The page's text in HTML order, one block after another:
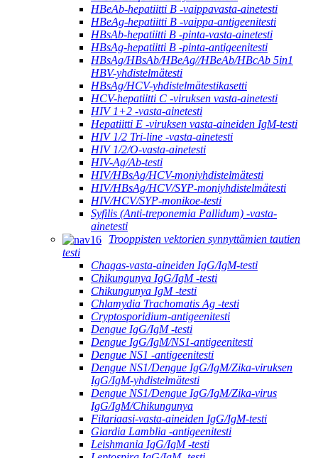
HBeAb-hepatiitti B -vaippavasta-ainetesti
HBeAg-hepatiitti B -vaippa-antigeenitesti
HBsAb-hepatiitti B -pinta-vasta-ainetesti
HBsAg-hepatiitti B -pinta-antigeenitesti
HBsAg/HBsAb/HBeAg//HBeAb/HBcAb 5in1
HBV-yhdistelmätesti
HBsAg/HCV-yhdistelmätestikasetti
HCV-hepatiitti C -viruksen vasta-ainetesti
HIV 1+2 -vasta-ainetesti
Hepatiitti E -viruksen vasta-aineiden IgM-testi
HIV 1/2 Tri-line -vasta-ainetesti
HIV 1/2/O-vasta-ainetesti
HIV-Ag/Ab-testi
HIV/HBsAg/HCV-moniyhdistelmätesti
HIV/HBsAg/HCV/SYP-moniyhdistelmätesti
HIV/HCV/SYP-monikoe-testi
Syfilis (Anti-treponemia Pallidum) -vasta-
ainetesti
Trooppisten vektorien synnyttämien tautien
testi
Chagas-vasta-aineiden IgG/IgM-testi
Chikungunya IgG/IgM -testi
Chikungunya IgM -testi
Chlamydia Trachomatis Ag -testi
Cryptosporidium-antigeenitesti
Dengue IgG/IgM -testi
Dengue IgG/IgM/NS1-antigeenitesti
Dengue NS1 -antigeenitesti
Dengue NS1/Dengue IgG/IgM/Zika-viruksen
IgG/IgM-yhdistelmätesti
Dengue NS1/Dengue IgG/IgM/Zika-virus
IgG/IgM/Chikungunya
Filariaasi-vasta-aineiden IgG/IgM-testi
Giardia Lamblia -antigeenitesti
Leishmania IgG/IgM -testi